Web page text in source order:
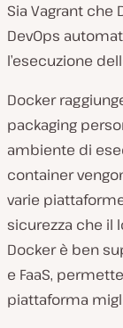
Sia Vagrant
DevOps
l’esecuzione
Docker
packaging
ambiente di
container
varie
sicurezza che il
Docker è ben
e FaaS,
piattaforma